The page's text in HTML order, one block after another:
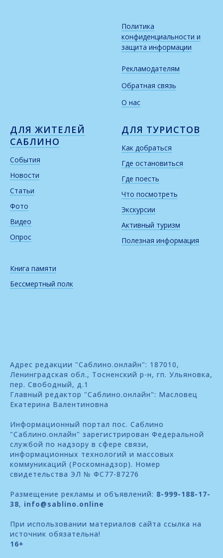
Политика
конфиденциальности и
защита информации
Рекламодателям
Обратная связь
О нас
ДЛЯ ЖИТЕЛЕЙ
САБЛИНО
События
Новости
Статьи
Фото
Видео
Опрос
Книга памяти
Бессмертный полк
ДЛЯ ТУРИСТОВ
Как добраться
Где остановиться
Где поесть
Что посмотреть
Экскурсии
Активный туризм
Полезная информация
Адрес редакции "Саблино.онлайн": 187010,
Ленинградская обл., Тосненский р-н, гп. Ульяновка,
пер. Свободный, д.1
Главный редактор "Саблино.онлайн": Масловец
Екатерина Валентиновна
Информационный портал пос. Саблино
"Саблино.онлайн" зарегистрирован Федеральной
службой по надзору в сфере связи,
информационных технологий и массовых
коммуникаций (Роскомнадзор). Номер
свидетельства ЭЛ № ФС77-87276
Размещение рекламы и объявлений: 8-999-188-17-
38, info@sablino.online
При использовании материалов сайта ссылка на
источник обязательна!
16+